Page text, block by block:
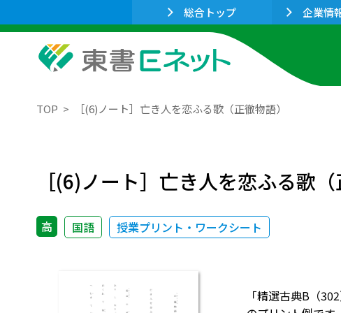
総合トップ 企業情
TOP ［(6)ノート］亡き人を恋ふる歌（正徹物語）
［(6)ノート］亡き人を恋ふる歌（
高 国語 授業プリント・ワークシート
「精選古典B（